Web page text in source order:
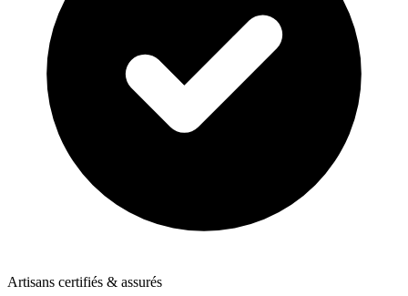
Artisans certifiés & assurés